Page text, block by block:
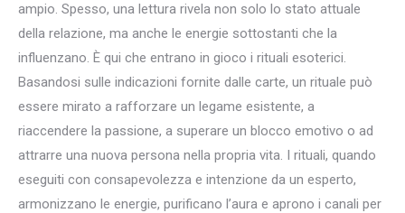
ampio. Spesso, una lettura rivela non solo lo stato attuale
della relazione, ma anche le energie sottostanti che la
influenzano. È qui che entrano in gioco i rituali esoterici.
Basandosi sulle indicazioni fornite dalle carte, un rituale può
essere mirato a rafforzare un legame esistente, a
riaccendere la passione, a superare un blocco emotivo o ad
attrarre una nuova persona nella propria vita. I rituali, quando
eseguiti con consapevolezza e intenzione da un esperto,
armonizzano le energie, purificano l’aura e aprono i canali per